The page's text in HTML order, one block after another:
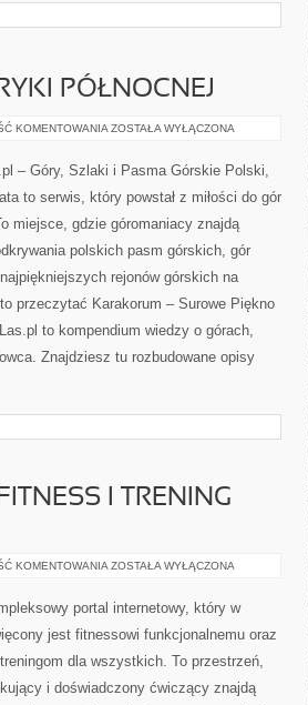
PÓŁNOCNEJ
KOMENTOWANIA KORDYLIERY
AMERYKI
PÓŁNOCNEJ
ZOSTAŁA WYŁĄCZONA
– Góry, Szlaki i Pasma Górskie Polski,
to serwis, który powstał z miłości do gór
miejsce, gdzie góromaniacy znajdą
polskich pasm górskich, gór
rejonów górskich na
przeczytać Karakorum – Surowe Piękno
to kompendium wiedzy o górach,
Znajdziesz tu rozbudowane opisy
I TRENING
KOMENTOWANIA ZDROWIE
FITNESS
PSYCHIKI
ZOSTAŁA WYŁĄCZONA
portal internetowy, który w
jest fitnessowi funkcjonalnemu oraz
dla wszystkich. To przestrzeń,
i doświadczony ćwiczący znajdą